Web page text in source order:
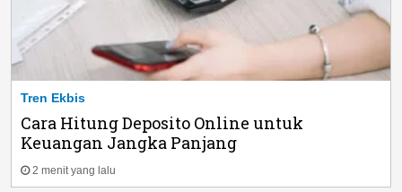
Tren Ekbis
Cara Hitung Deposito Online untuk
Keuangan Jangka Panjang
2 menit yang lalu